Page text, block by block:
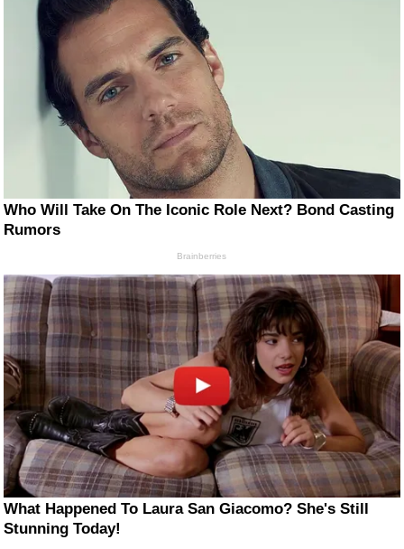
Who Will Take On The Iconic Role Next? Bond Casting
Rumors
Brainberries
What Happened To Laura San Giacomo? She's Still
Stunning Today!